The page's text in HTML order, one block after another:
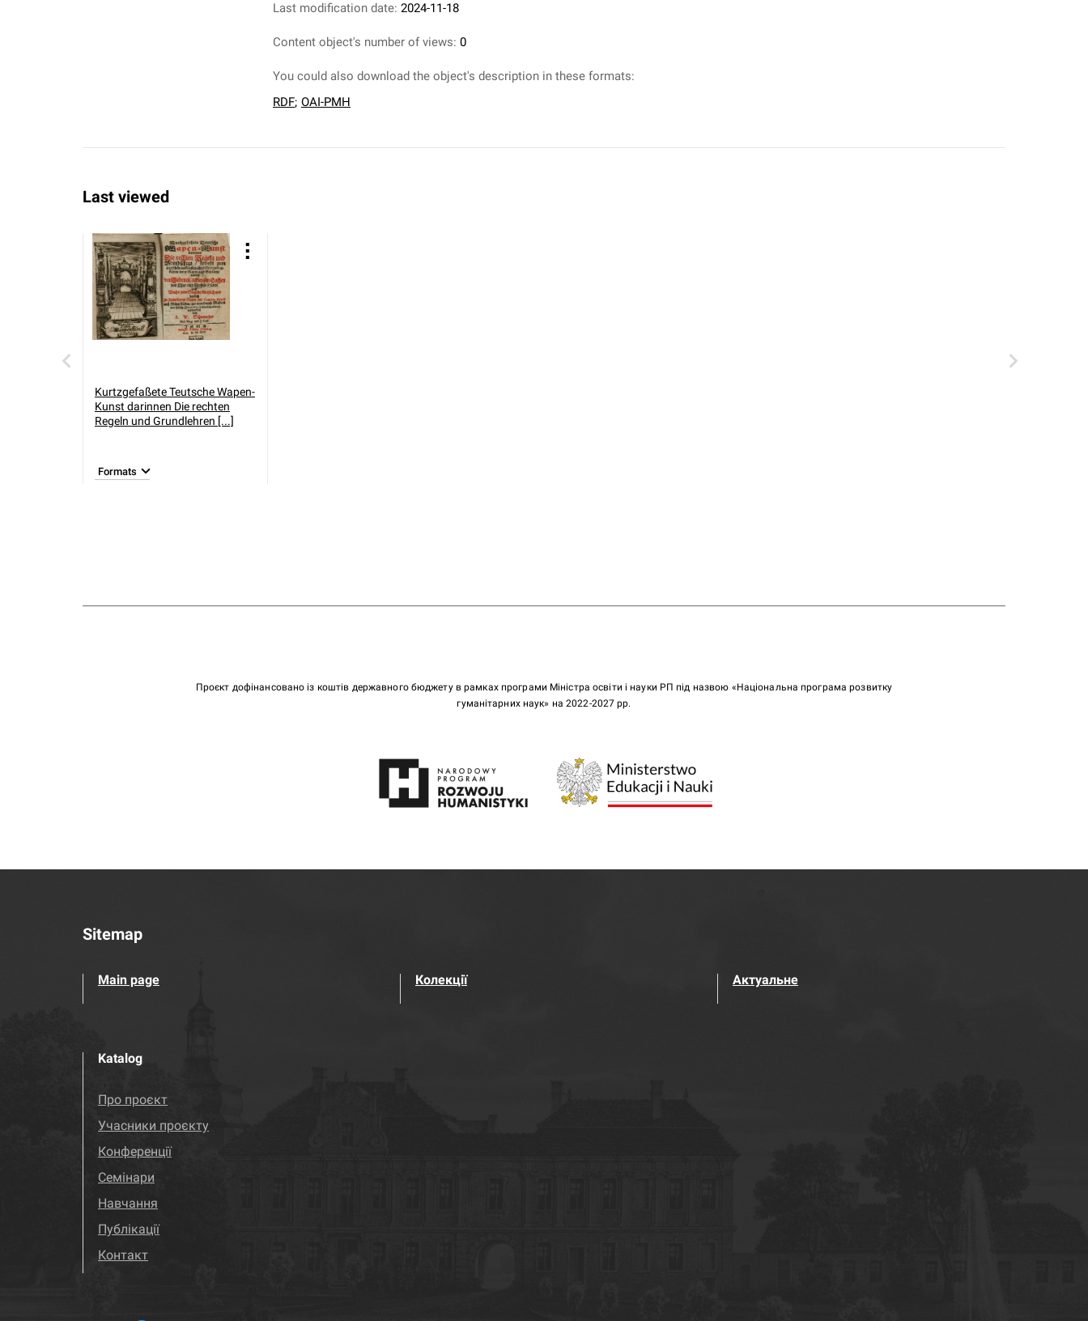
Last modification date: 2024-11-18
Content object's number of views: 0
You could also download the object's description in these formats:
RDF; OAI-PMH
Last viewed
Kurtzgefaßete Teutsche Wapen-
Kunst darinnen Die rechten
Regeln und Grundlehren [...]
Formats
Проєкт дофінансовано із коштів державного бюджету в рамках програми Міністра освіти і науки РП під назвою «Національна програма розвитку
гуманітарних наук» на 2022-2027 рр.
Sitemap
Main page Колекції Актуальне
Katalog
Про проєкт
Учасники проєкту
Конференції
Семінари
Навчання
Публікації
Контакт